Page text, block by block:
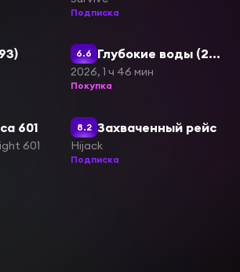
Подписка
6.6 Глубокие воды (2026)
2026, 1 ч 46 мин
Покупка
601
601
8.2 Захваченный рейс
Hijack
Подписка